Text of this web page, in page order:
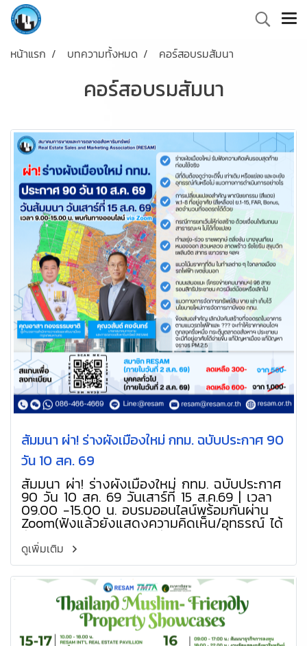
หน้าแรก บทความทั้งหมด คอร์สอบรมสัมนา
คอร์สอบรมสัมนา
สัมมนา ผ่า! ร่างผังเมืองใหม่ กทม. ฉบับประกาศ 90
วัน 10 สค. 69
สัมมนา ผ่า! ร่างผังเมืองใหม่ กทม. ฉบับประกาศ
90 วัน 10 สค. 69 วันเสาร์ที่ 15 ส.ค.69 | เวลา
09.00 -15.00 น. อบรมออนไลน์พร้อมกันผ่าน
Zoom(ฟังแล้วยังแสดงความคิดเห็น/อุทธรณ์ ได้
ทัน กทม.ติดประกาศ 90 วัน (10 ส.ค. 69-7
พ.ย.69)
ดูเพิ่มเติม